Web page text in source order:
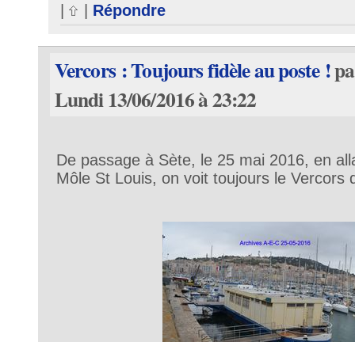
Répondre
Vercors : Toujours fidèle au poste !
Lundi 13/06/2016 à 23:22
De passage à Sète, le 25 mai 2016, en
Môle St Louis, on voit toujours le Vercors